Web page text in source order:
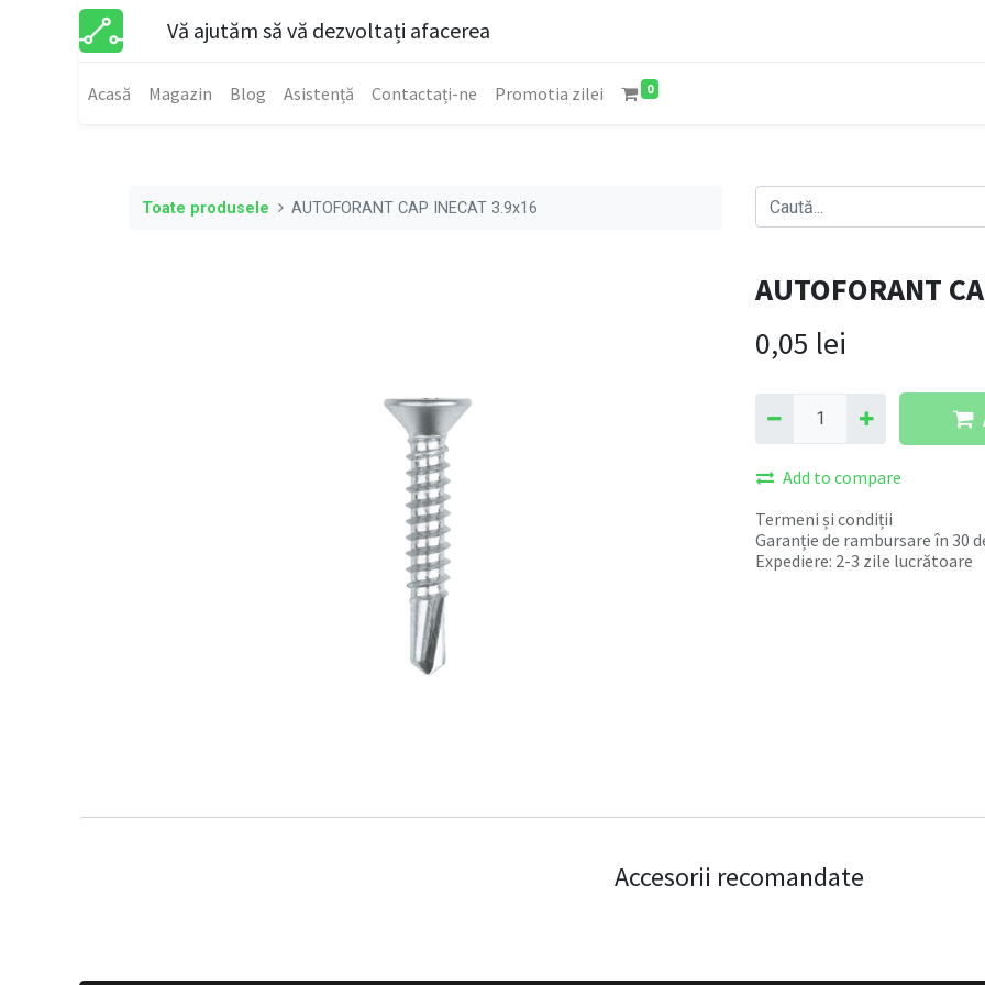
Vă ajutăm să vă dezvoltați afacerea
Acasă Magazin Blog Asistență Contactați-ne Promotia zilei 0
Toate produsele AUTOFORANT CAP INECAT 3.9x16
AUTOFORANT
0,05 lei
Add to compare
Termeni și condiții
Garanție de rambursare în 30
Expediere: 2-3 zile lucrătoare
Accesorii recomandate